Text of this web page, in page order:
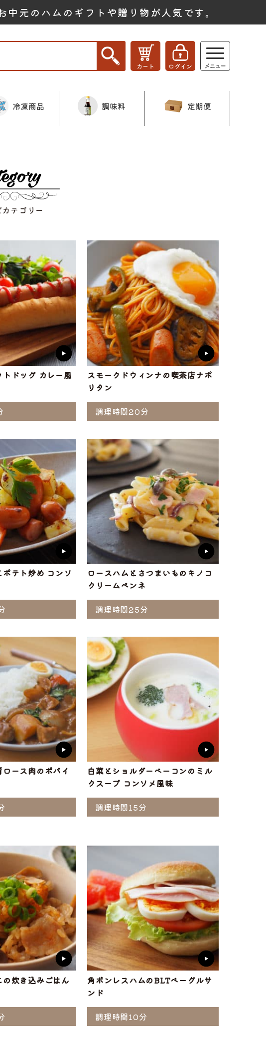
元のハムのギフトや贈り物が人気です。
ま切れ
ひき肉
味付け肉
・ホルモン
レトルト
冷凍商品 調味料 定期便
カテゴリー
ドッグ カレー風
スモークドウィンナの喫茶店ナポ
リタン
調理時間20分
テト炒め コンソ
ロースハムとさつまいものキノコ
クリームペンネ
調理時間25分
ース肉のポパイ
白菜とショルダーベーコンのミル
クスープ コンソメ風味
調理時間15分
炊き込みごはん
角ボンレスハムのBLTベーグルサ
ンド
調理時間10分